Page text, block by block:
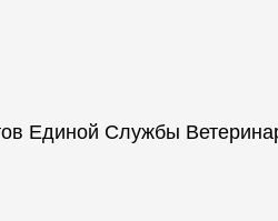
Единой Службы